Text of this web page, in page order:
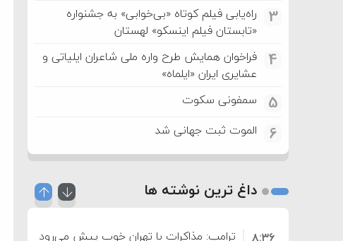
3
راه‌یابی فیلم کوتاه «بی‌خوابی» به جشنواره
«تابستان فیلم اینسکو» لهستان
4
فراخوان همایش طرح واره ملی شاعران ایلیاتی و
عشایری ایران «ایلماه»
5 سمفونی سکوت
6 الموت ثبت جهانی شد
داغ ترین نوشته ها
ترامپ: مذاکرات با تهران خوب پیش می‌رود